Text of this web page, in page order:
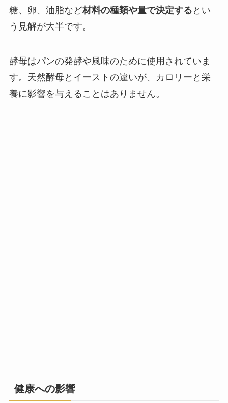
糖、卵、油脂など材料の種類や量で決定する とい
う見解が大半です。
酵母はパンの発酵や風味のために使用されていま
す。天然酵母とイーストの違いが、カロリーと栄
養に影響を与えることはありません。
健康への影響